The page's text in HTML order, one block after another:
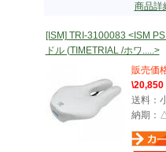
商品
[ISM] TRI-3100083 <ISM
ドル (TIMETRIAL /ホワ.....>
販売価
\20,850
送料：
納期：